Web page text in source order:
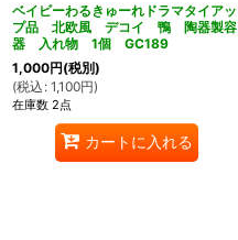
ベイビーわるきゅーれドラマタイアッ
プ品 北欧風 デコイ 鴨 陶器製容
器 入れ物 1個 GC189
1,000円(税別)
(税込 : 1,100円)
在庫数 2点
カートに入れる